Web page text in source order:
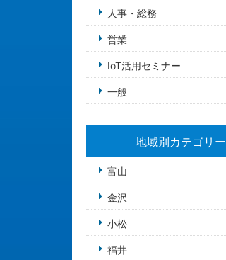
人事・総務
営業
IoT活用セミナー
一般
地域別カテゴリー
富山
金沢
小松
福井